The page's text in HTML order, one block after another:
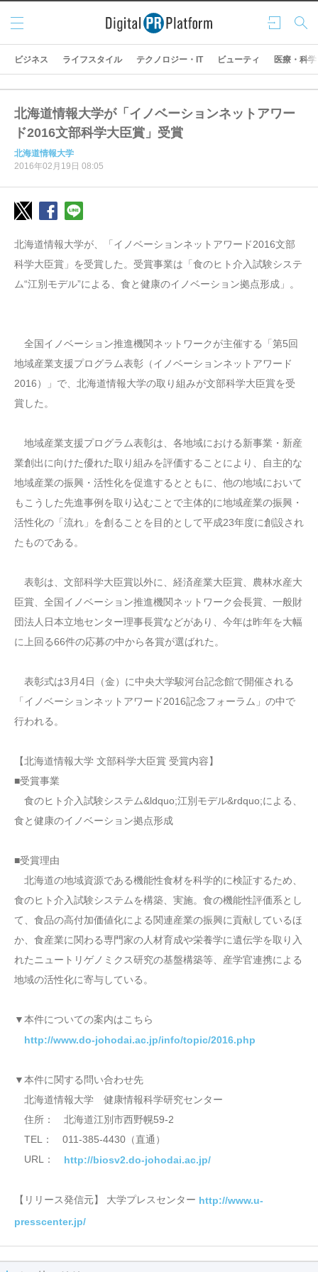
ログ
イン
検索
メニ
ュー
ビジネス ライフスタイル テクノロジー・IT ビューティ 医療・科学
北海道情報大学が「イノベーションネットアワー
ド2016文部科学大臣賞」受賞
北海道情報大学
2016年02月19日 08:05
北海道情報大学が、「イノベーションネットアワード2016文部
科学大臣賞」を受賞した。受賞事業は「食のヒト介入試験システ
ム“江別モデル”による、食と健康のイノベーション拠点形成」。
全国イノベーション推進機関ネットワークが主催する「第5回
地域産業支援プログラム表彰（イノベーションネットアワード
2016）」で、北海道情報大学の取り組みが文部科学大臣賞を受
賞した。
地域産業支援プログラム表彰は、各地域における新事業・新産
業創出に向けた優れた取り組みを評価することにより、自主的な
地域産業の振興・活性化を促進するとともに、他の地域において
もこうした先進事例を取り込むことで主体的に地域産業の振興・
活性化の「流れ」を創ることを目的として平成23年度に創設され
たものである。
表彰は、文部科学大臣賞以外に、経済産業大臣賞、農林水産大
臣賞、全国イノベーション推進機関ネットワーク会長賞、一般財
団法人日本立地センター理事長賞などがあり、今年は昨年を大幅
に上回る66件の応募の中から各賞が選ばれた。
表彰式は3月4日（金）に中央大学駿河台記念館で開催される
「イノベーションネットアワード2016記念フォーラム」の中で
行われる。
【北海道情報大学 文部科学大臣賞 受賞内容】
■受賞事業
食のヒト介入試験システム&ldquo;江別モデル&rdquo;による、
食と健康のイノベーション拠点形成
■受賞理由
北海道の地域資源である機能性食材を科学的に検証するため、
食のヒト介入試験システムを構築、実施。食の機能性評価系とし
て、食品の高付加価値化による関連産業の振興に貢献しているほ
か、食産業に関わる専門家の人材育成や栄養学に遺伝学を取り入
れたニュートリゲノミクス研究の基盤構築等、産学官連携による
地域の活性化に寄与している。
▼本件についての案内はこちら
http://www.do-johodai.ac.jp/info/topic/2016.php
▼本件に関する問い合わせ先
北海道情報大学 健康情報科学研究センター
住所： 北海道江別市西野幌59-2
TEL： 011-385-4430（直通）
URL： http://biosv2.do-johodai.ac.jp/
【リリース発信元】 大学プレスセンター http://www.u-
presscenter.jp/